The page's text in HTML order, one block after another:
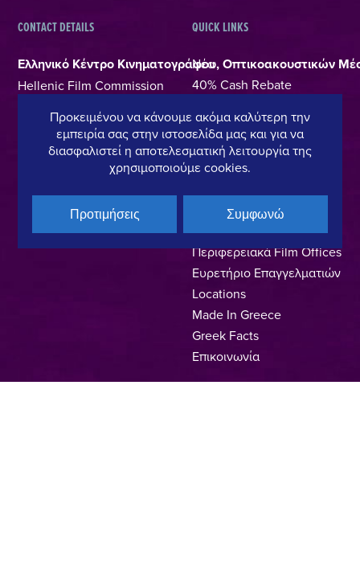
CONTACT DETAILS
Ελληνικό Κέντρο Κινηματογράφου, Οπτικοακουστικών
Hellenic Film Commission
106 71, Αθήνα
T +30 214 4106024
filmcommission@ekkomed.gr
QUICK LINKS
Νέα
40% Cash Rebate
– Πρόγραμμα Ενίσχυσης
Ανεύρεσης Χώρων
Online Φόρμες Αιτήσεων
Άδειες & Οδηγίες
Κινηματογράφησης
Περιφερειακά Film Offices
Ευρετήριο Επαγγελματιών
Locations
Made In Greece
Greek Facts
Επικοινωνία
Προκειμένου να κάνουμε ακόμα καλύτερη την
εμπειρία σας στην ιστοσελίδα μας και για να
διασφαλιστεί η αποτελεσματική λειτουργία της
χρησιμοποιούμε cookies.
Προτιμήσεις Συμφωνώ